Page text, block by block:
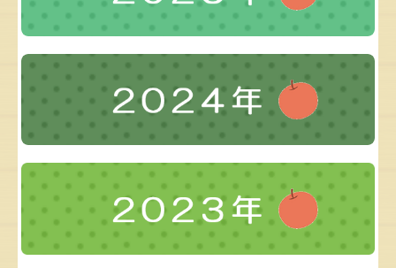
季節のブログ
いちご 産地視察報告